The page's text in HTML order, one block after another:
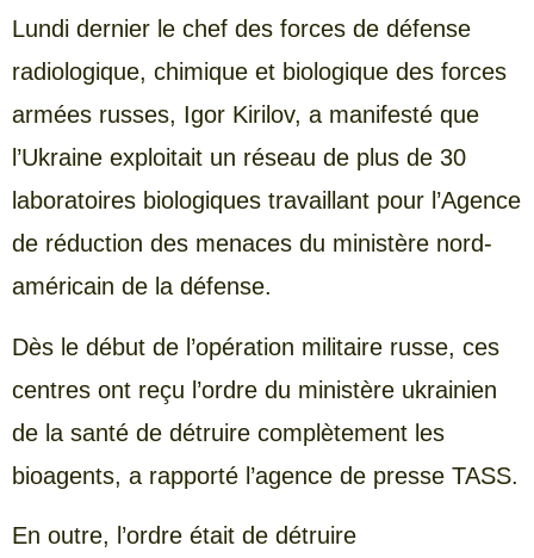
Lundi dernier le chef des forces de défense
radiologique, chimique et biologique des forces
armées russes, Igor Kirilov, a manifesté que
l’Ukraine exploitait un réseau de plus de 30
laboratoires biologiques travaillant pour l’Agence
de réduction des menaces du ministère nord-
américain de la défense.
Dès le début de l’opération militaire russe, ces
centres ont reçu l’ordre du ministère ukrainien
de la santé de détruire complètement les
bioagents, a rapporté l’agence de presse TASS.
En outre, l’ordre était de détruire